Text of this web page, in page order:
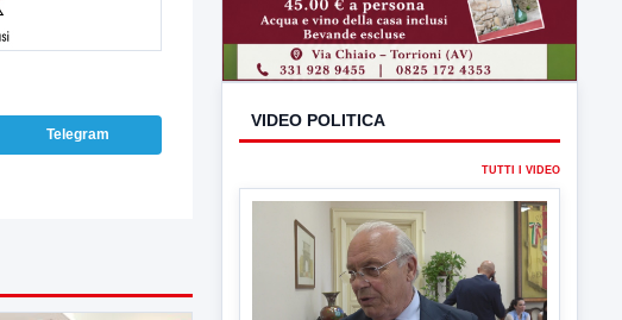
Telegram
Costituita la società Sannio Acque
A Palazzo Mosti, sotto la supervisione del
notaio Santomauro, costituita...